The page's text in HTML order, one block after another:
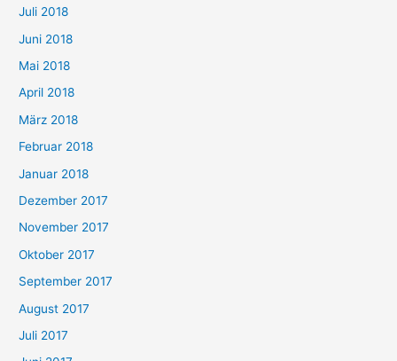
Juli 2018
Juni 2018
Mai 2018
April 2018
März 2018
Februar 2018
Januar 2018
Dezember 2017
November 2017
Oktober 2017
September 2017
August 2017
Juli 2017